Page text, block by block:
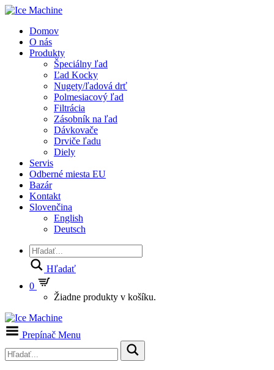
Domov
O nás
Produkty
Špeciálny ľad
Ľad Kocky
Nugety/ľadová drť
Polmesiacový ľad
Filtrácia
Zásobník na ľad
Dávkovače
Drviče ľadu
Diely
Servis
Odberné miesta EU
Bazár
Kontakt
Slovenčina
English
Deutsch
Hľadať
0
Žiadne produkty v košíku.
Prepínač Menu